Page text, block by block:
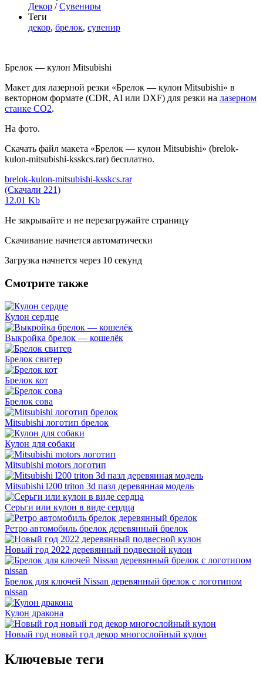
Декор /Сувениры
Теги
декор, брелок, сувенир
Брелок — кулон Mitsubishi
Макет для лазерной резки «Брелок — кулон Mitsubishi» в
векторном формате (CDR, AI или DXF) для резки на лазерном
станке СО2.
На фото.
Скачать файл макета «Брелок — кулон Mitsubishi» (brelok-
kulon-mitsubishi-ksskcs.rar) бесплатно.
brelok-kulon-mitsubishi-ksskcs.rar
(Скачали 221)
12.01 Kb
Не закрывайте и не перезагружайте страницу
Скачивание начнется автоматически
Загрузка начнется через 10 секунд
Смотрите также
Кулон сердце
Выкройка брелок — кошелёк
Брелок свитер
Брелок кот
Брелок сова
Mitsubishi логотип брелок
Кулон для собаки
Mitsubishi motors логотип
Mitsubishi l200 triton 3d пазл деревянная модель
Серьги или кулон в виде сердца
Ретро автомобиль брелок деревянный брелок
Новый год 2022 деревянный подвесной кулон
Брелок для ключей Nissan деревянный брелок с логотипом
nissan
Кулон дракона
Новый год новый год декор многослойный кулон
Ключевые теги